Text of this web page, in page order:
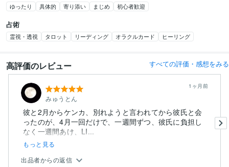
ゆったり 具体的 寄り添い まじめ 初心者歓迎
占術
霊視・透視 タロット リーディング オラクルカード ヒーリング
高評価のレビュー すべての評価・感想をみる
みゅうとん
1ヶ月前
彼と2月からケンカ、別れようと言われてから彼氏と会
ったのが、4月一回だけで、一週間ずつ、彼氏に負担し
なく一週間あけ、LI...
もっと見る
出品者からの返信